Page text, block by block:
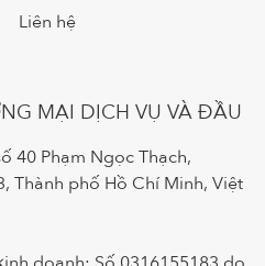
Liên hệ
MẠI DỊCH VỤ VÀ ĐẦU
40 Phạm Ngọc Thạch,
Thành phố Hồ Chí Minh, Việt